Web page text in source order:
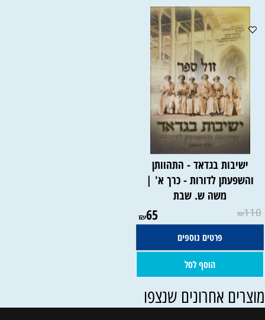
ישיבות בגדאד - התהוותן
והשפעתן לדורות - כרך א' |
משה ש. שבת
₪110
₪65
פרטים נוספים
הוסף לסל
אחרונים שנצפו